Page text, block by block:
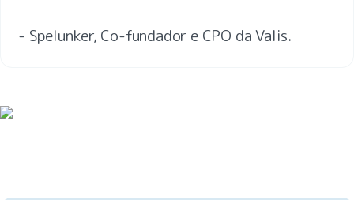
- Spelunker, Co-fundador e CPO da Valis.